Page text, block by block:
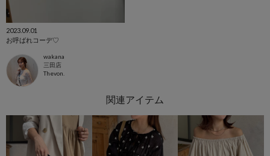
2023.09.01
お呼ばれコーデ♡
wakana
三田店
Thevon.